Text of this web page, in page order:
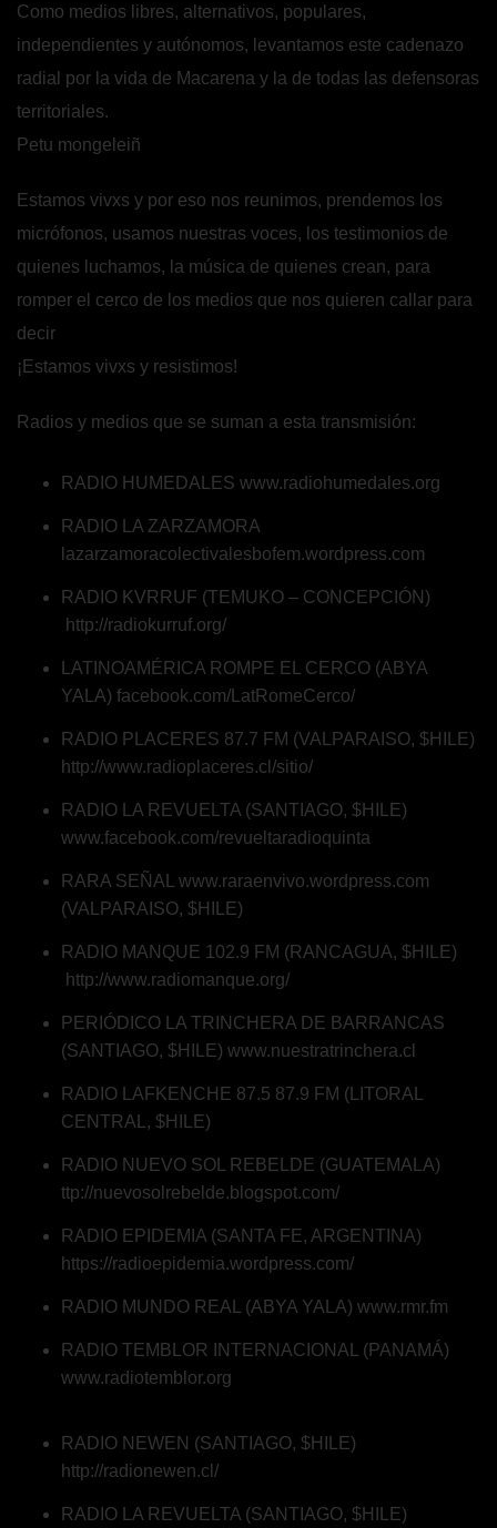
Como medios libres, alternativos, populares,
independientes y autónomos, levantamos este cadenazo
radial por la vida de Macarena y la de todas las defensoras
territoriales.
Petu mongeleiñ
Estamos vivxs y por eso nos reunimos, prendemos los
micrófonos, usamos nuestras voces, los testimonios de
quienes luchamos, la música de quienes crean, para
romper el cerco de los medios que nos quieren callar para
decir
¡Estamos vivxs y resistimos!
Radios y medios que se suman a esta transmisión:
RADIO HUMEDALES www.radiohumedales.org
RADIO LA ZARZAMORA
lazarzamoracolectivalesbofem.wordpress.com
RADIO KVRRUF (TEMUKO – CONCEPCIÓN)
http://radiokurruf.org/
LATINOAMÉRICA ROMPE EL CERCO (ABYA
YALA) facebook.com/LatRomeCerco/
RADIO PLACERES 87.7 FM (VALPARAISO, $HILE)
http://www.radioplaceres.cl/sitio/
RADIO LA REVUELTA (SANTIAGO, $HILE)
www.facebook.com/revueltaradioquinta
RARA SEÑAL
www.raraenvivo.wordpress.com
(VALPARAISO, $HILE)
RADIO MANQUE 102.9 FM (RANCAGUA, $HILE)
http://www.radiomanque.org/
PERIÓDICO LA TRINCHERA DE BARRANCAS
(SANTIAGO, $HILE) www.nuestratrinchera.cl
RADIO LAFKENCHE 87.5 87.9 FM (LITORAL
CENTRAL, $HILE)
RADIO NUEVO SOL REBELDE (GUATEMALA)
ttp://nuevosolrebelde.blogspot.com/
RADIO EPIDEMIA (SANTA FE, ARGENTINA)
https://radioepidemia.wordpress.com/
RADIO MUNDO REAL (ABYA YALA) www.rmr.fm
RADIO TEMBLOR INTERNACIONAL (PANAMÁ)
www.radiotemblor.org
RADIO NEWEN (SANTIAGO, $HILE)
http://radionewen.cl/
RADIO LA REVUELTA (SANTIAGO, $HILE)